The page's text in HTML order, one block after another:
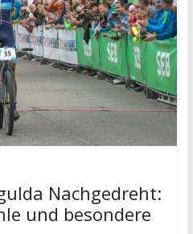
Nachgedreht:
und besondere